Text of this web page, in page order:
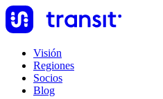
Visión
Regiones
Socios
Blog